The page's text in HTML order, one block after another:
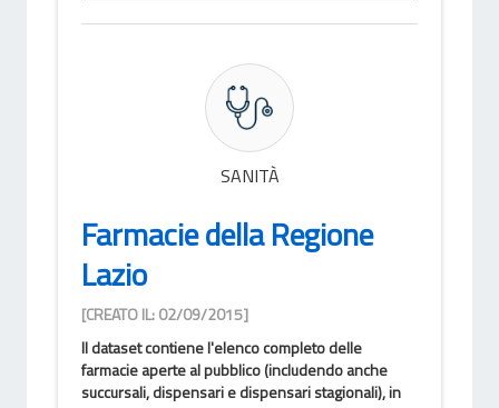
SANITÀ
Farmacie della Regione
Lazio
[CREATO IL: 02/09/2015]
Il dataset contiene l'elenco completo delle
farmacie aperte al pubblico (includendo anche
succursali, dispensari e dispensari stagionali), in